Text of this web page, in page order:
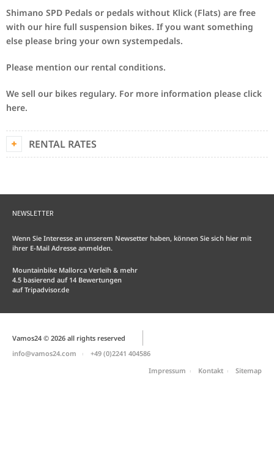
Shimano SPD Pedals or pedals without Klick (Flats) are free
with our hire full suspension bikes. If you want something
else please bring your own systempedals.
Please mention our rental conditions.
We sell our bikes regulary. For more information please click
here.
RENTAL RATES
NEWSLETTER
Wenn Sie Interesse an unserem Newsetter haben, können Sie sich hier mit
ihrer E-Mail Adresse anmelden.
Mountainbike Mallorca Verleih & mehr
4.5 basierend auf 14 Bewertungen
aufTripadvisor.de
Vamos24 © 2026 all rights reserved
info@vamos24.com
+49 (0)2241 404586
Impressum
Kontakt Sitemap